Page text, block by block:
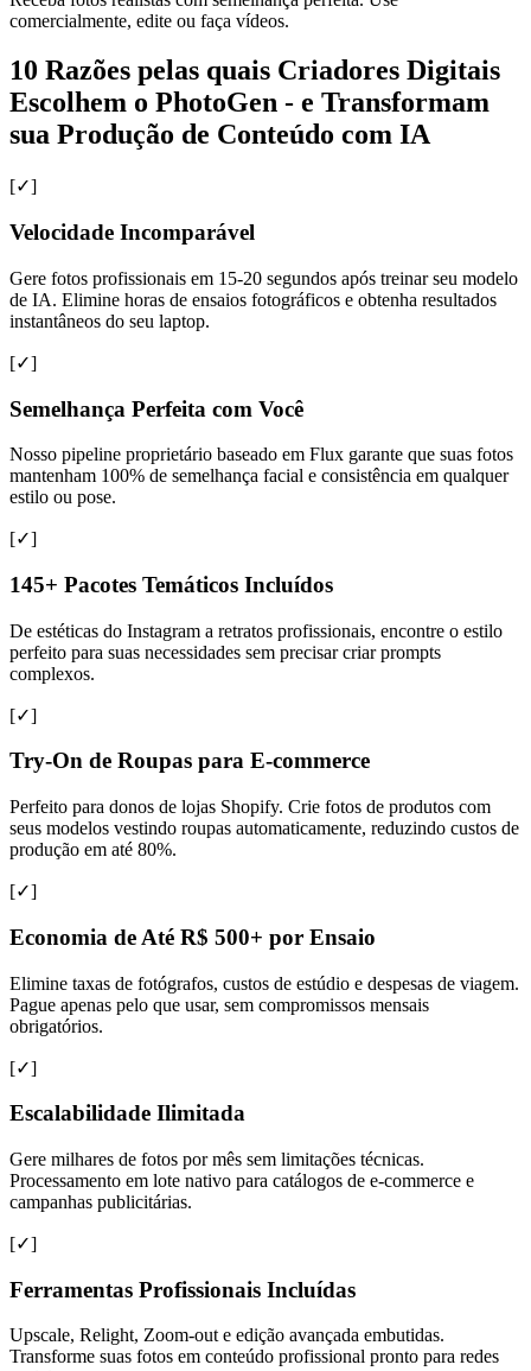
comercialmente, edite ou faça vídeos.
10 Razões pelas quais Criadores Digitais
Escolhem o PhotoGen - e Transformam
sua Produção de Conteúdo com IA
[✓]
Velocidade Incomparável
Gere fotos profissionais em 15-20 segundos após treinar seu modelo
de IA. Elimine horas de ensaios fotográficos e obtenha resultados
instantâneos do seu laptop.
[✓]
Semelhança Perfeita com Você
Nosso pipeline proprietário baseado em Flux garante que suas fotos
mantenham 100% de semelhança facial e consistência em qualquer
estilo ou pose.
[✓]
145+ Pacotes Temáticos Incluídos
De estéticas do Instagram a retratos profissionais, encontre o estilo
perfeito para suas necessidades sem precisar criar prompts
complexos.
[✓]
Try-On de Roupas para E-commerce
Perfeito para donos de lojas Shopify. Crie fotos de produtos com
seus modelos vestindo roupas automaticamente, reduzindo custos de
produção em até 80%.
[✓]
Economia de Até R$ 500+ por Ensaio
Elimine taxas de fotógrafos, custos de estúdio e despesas de viagem.
Pague apenas pelo que usar, sem compromissos mensais
obrigatórios.
[✓]
Escalabilidade Ilimitada
Gere milhares de fotos por mês sem limitações técnicas.
Processamento em lote nativo para catálogos de e-commerce e
campanhas publicitárias.
[✓]
Ferramentas Profissionais Incluídas
Upscale, Relight, Zoom-out e edição avançada embutidas.
Transforme suas fotos em conteúdo profissional pronto para redes